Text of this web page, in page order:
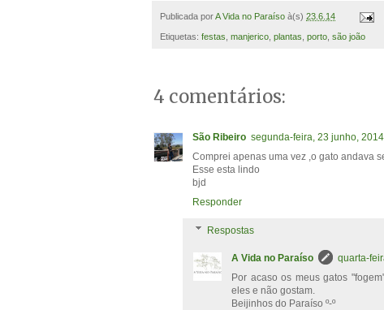
Publicada porA Vida no Paraíso à(s) 23.6.14
Etiquetas: festas manjerico plantas porto são joão
4 comentários:
São Ribeiro segunda-feira, 23 junho, 2014
Comprei apenas uma vez ,o gato andava
Esse esta lindo
bjd
Responder
Respostas
A Vida no Paraíso
quarta-
Por acaso os meus gatos
eles e não gostam.
Beijinhos do Paraíso º-º